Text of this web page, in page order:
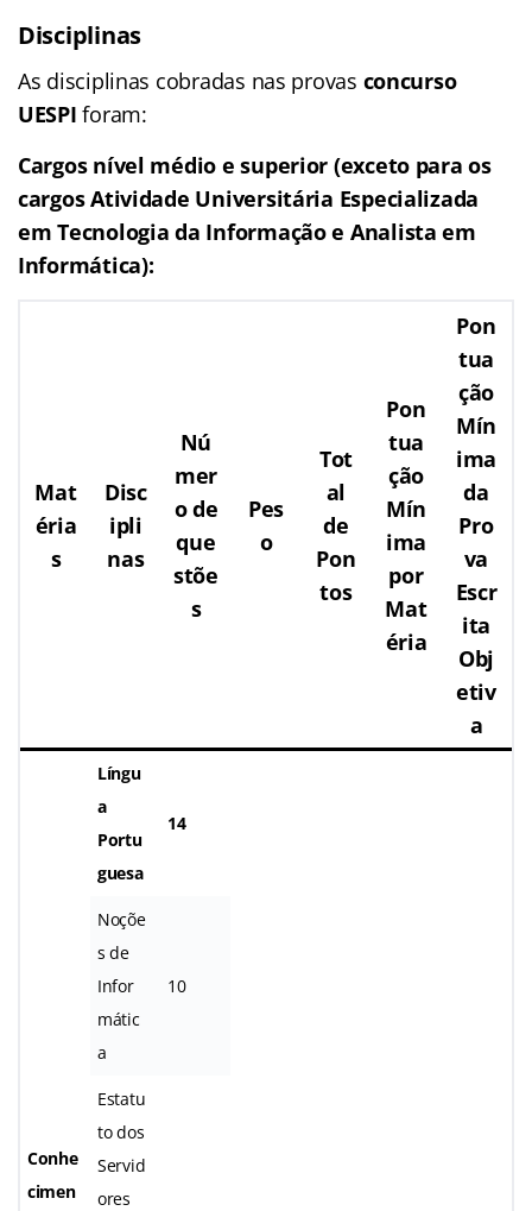
Disciplinas
As disciplinas cobradas nas provas concurso
UESPI foram:
Cargos nível médio e superior (exceto para os
cargos Atividade Universitária Especializada
em Tecnologia da Informação e Analista em
Informática):
Mat
éria
s
Disc
ipli
nas
Nú
mer
o de
que
stõe
s
Pes
o
Tot
al
de
Pon
tos
Pon
tua
ção
Mín
ima
por
Mat
éria
Pon
tua
ção
Mín
ima
da
Pro
va
Escr
ita
Obj
etiv
a
Conhe
cimen
Língu
a
Portu
guesa
14
Noçõe
s de
Infor
mátic
a
10
Estatu
to dos
Servid
ores